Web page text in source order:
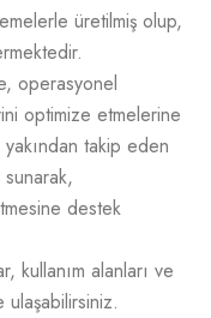
üretilmiş olup,
operasyonel
optimize etmelerine
takip eden
destek
kullanım alanları ve